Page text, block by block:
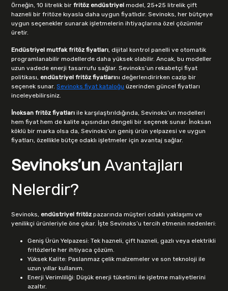
Örneğin, 10 litrelik birfritöz endüstriyel model, 25+25 litrelik çift
hazneli bir fritöze kıyasla daha uygun fiyatlıdır. Sevinoks, her bütçeye
uygun seçenekler sunarak işletmelerin ihtiyaçlarına özel çözümler
üretir.
Endüstriyel mutfak fritöz fiyatları, dijital kontrol panelli ve otomatik
programlanabilir modellerde daha yüksek olabilir. Ancak, bu modeller
uzun vadede enerji tasarrufu sağlar. Sevinoks’un rekabetçi fiyat
politikası, endüstriyel fritöz fiyatlarını değerlendirirken cazip bir
seçenek sunar.Sevinoks fiyat kataloğu üzerinden güncel fiyatları
inceleyebilirsiniz.
İnoksan fritöz fiyatları ile karşılaştırıldığında, Sevinoks’un modelleri
hem fiyat hem de kalite açısından dengeli bir seçenek sunar. İnoksan
köklü bir marka olsa da, Sevinoks’un geniş ürün yelpazesi ve uygun
fiyatları, özellikle bütçe odaklı işletmeler için avantaj sağlar.
Sevinoks’unAvantajları
Nelerdir?
Sevinoks, endüstriyel fritöz pazarında müşteri odaklı yaklaşımı ve
yenilikçi ürünleriyle öne çıkar. İşte Sevinoks’u tercih etmenin nedenleri:
Geniş Ürün Yelpazesi: Tek hazneli, çift hazneli, gazlı veya elektrikli
fritözlerle her ihtiyaca çözüm.
Yüksek Kalite: Paslanmaz çelik malzemeler ve son teknoloji ile
uzun yıllar kullanım.
Enerji Verimliliği: Düşük enerji tüketimi ile işletme maliyetlerini
azaltır.